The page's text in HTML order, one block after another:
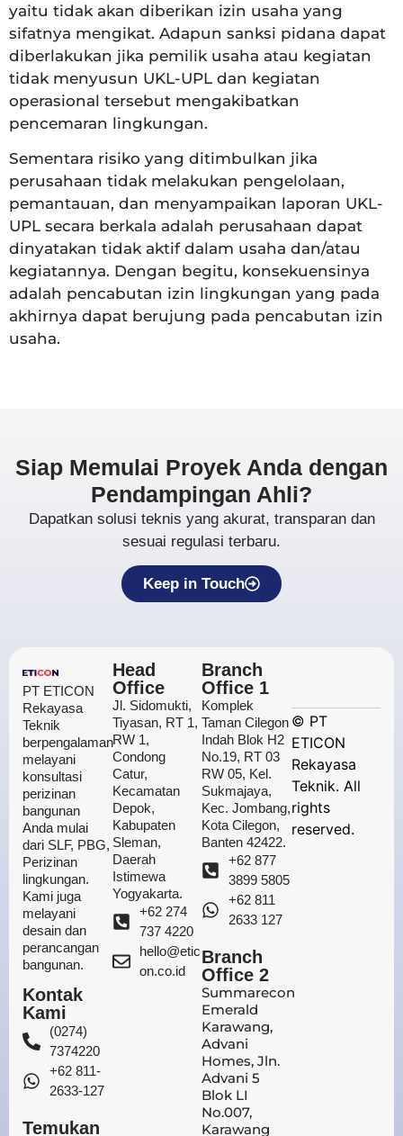
yaitu tidak akan diberikan izin usaha yang
sifatnya mengikat. Adapun sanksi pidana dapat
diberlakukan jika pemilik usaha atau kegiatan
tidak menyusun UKL-UPL dan kegiatan
operasional tersebut mengakibatkan
pencemaran lingkungan.
Sementara risiko yang ditimbulkan jika
perusahaan tidak melakukan pengelolaan,
pemantauan, dan menyampaikan laporan UKL-
UPL secara berkala adalah perusahaan dapat
dinyatakan tidak aktif dalam usaha dan/atau
kegiatannya. Dengan begitu, konsekuensinya
adalah pencabutan izin lingkungan yang pada
akhirnya dapat berujung pada pencabutan izin
usaha.
Siap Memulai Proyek Anda dengan
Pendampingan Ahli?
Dapatkan solusi teknis yang akurat, transparan dan
sesuai regulasi terbaru.
Keep in Touch
PT ETICON
Rekayasa
Teknik
berpengalaman
melayani
konsultasi
perizinan
bangunan
Anda mulai
dari SLF, PBG,
Perizinan
lingkungan.
Kami juga
melayani
desain dan
perancangan
bangunan.
Kontak
Kami
(0274)
7374220
+62 811-
2633-127
Temukan
Head
Office
Jl. Sidomukti,
Tiyasan, RT 1,
RW 1,
Condong
Catur,
Kecamatan
Depok,
Kabupaten
Sleman,
Daerah
Istimewa
Yogyakarta.
+62 274
737 4220
hello@etic
on.co.id
Branch
Office 1
Komplek
Taman Cilegon
Indah Blok H2
No.19, RT 03
RW 05, Kel.
Sukmajaya,
Kec. Jombang,
Kota Cilegon,
Banten 42422.
+62 877
3899 5805
+62 811
2633 127
Branch
Office 2
Summarecon
Emerald
Karawang,
Advani
Homes, Jln.
Advani 5
Blok LI
No.007,
Karawang
© PT
ETICON
Rekayasa
Teknik. All
rights
reserved.